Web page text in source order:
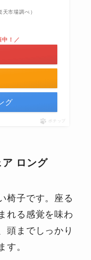
市場調べ）
中！／
グ
ポチップ
ロング
椅子です。座る
れる感覚を味わ
頭までしっかり
す。